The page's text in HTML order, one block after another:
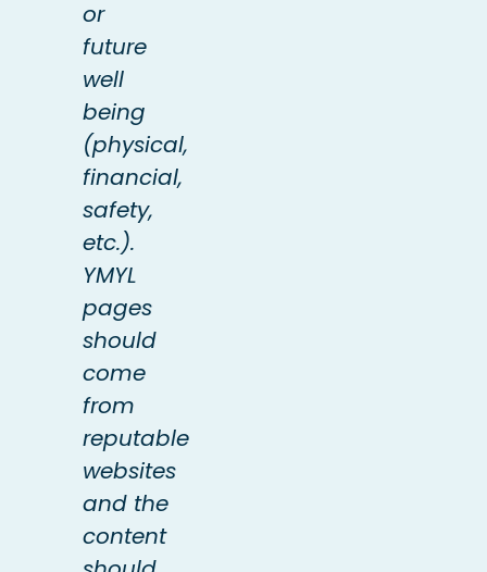
or
future
well
being
(physical,
financial,
safety,
etc.).
YMYL
pages
should
come
from
reputable
websites
and the
content